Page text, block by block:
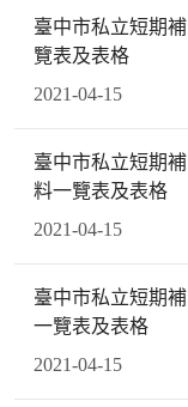
臺中市私立短期
覽表及表格
2021-04-15
臺中市私立短期
料一覽表及表格
2021-04-15
臺中市私立短期
一覽表及表格
2021-04-15